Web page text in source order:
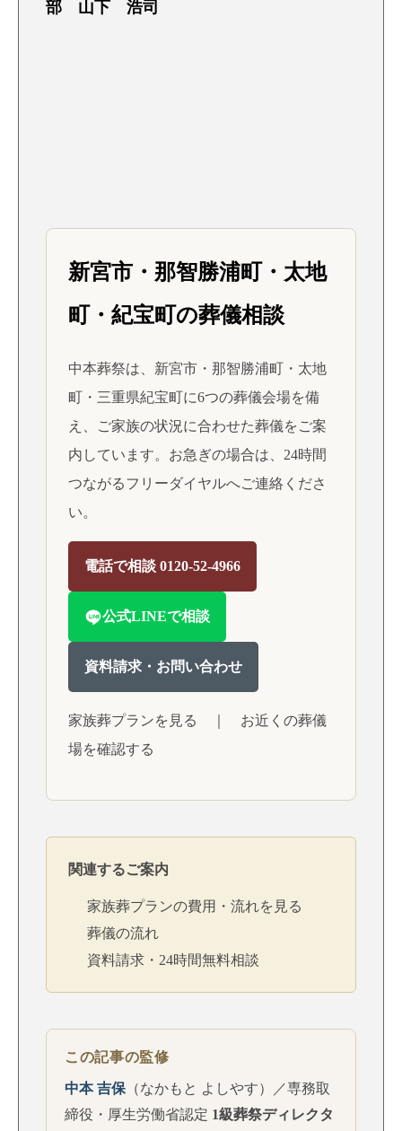
部 山下 浩司
新宮市・那智勝浦町・太地
町・紀宝町の葬儀相談
中本葬祭は、新宮市・那智勝浦町・太地
町・三重県紀宝町に6つの葬儀会場を備
え、ご家族の状況に合わせた葬儀をご案
内しています。お急ぎの場合は、24時間
つながるフリーダイヤルへご連絡くださ
い。
電話で相談 0120-52-4966
公式LINEで相談
資料請求・お問い合わせ
家族葬プランを見る
お近くの葬儀
場を確認する
関連するご案内
家族葬プランの費用・流れを見る
葬儀の流れ
資料請求・24時間無料相談
この記事の監修
中本 吉保 （なかもと よしやす）／専務取
締役・厚生労働省認定 1級葬祭ディレクタ